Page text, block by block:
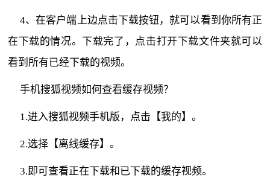
4、在客户端上边点击下载按钮，就可以看到你所有正
在下载的情况。下载完了，点击打开下载文件夹就可以
看到所有已经下载的视频。
手机搜狐视频如何查看缓存视频？
1.进入搜狐视频手机版，点击【我的】。
2.选择【离线缓存】。
3.即可查看正在下载和已下载的缓存视频。